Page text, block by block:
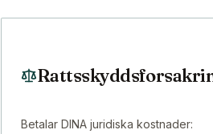
Betalar DINA juridiska kostnader: